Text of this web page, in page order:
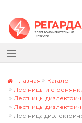
Главная
Каталог
Лестницы и
Лестницы
Лестницы
Лестница